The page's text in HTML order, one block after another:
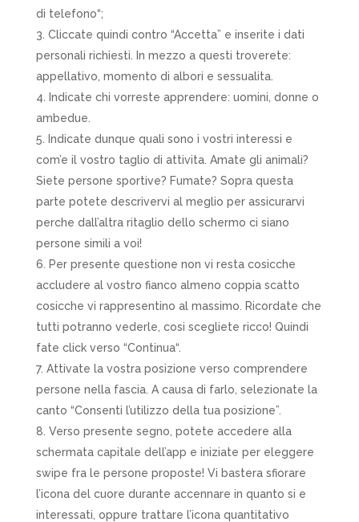
di telefono“;
Cliccate quindi contro “Accetta” e inserite i dati
personali richiesti. In mezzo a questi troverete:
appellativo, momento di albori e sessualita.
Indicate chi vorreste apprendere: uomini, donne o
ambedue.
Indicate dunque quali sono i vostri interessi e
com’e il vostro taglio di attivita. Amate gli animali?
Siete persone sportive? Fumate? Sopra questa
parte potete descrivervi al meglio per assicurarvi
perche dall’altra ritaglio dello schermo ci siano
persone simili a voi!
Per presente questione non vi resta cosicche
accludere al vostro fianco almeno coppia scatto
cosicche vi rappresentino al massimo. Ricordate che
tutti potranno vederle, cosi scegliete ricco! Quindi
fate click verso “Continua“.
Attivate la vostra posizione verso comprendere
persone nella fascia. A causa di farlo, selezionate la
canto “Consenti l’utilizzo della tua posizione”.
Verso presente segno, potete accedere alla
schermata capitale dell’app e iniziate per eleggere
swipe fra le persone proposte! Vi bastera sfiorare
l’icona del cuore durante accennare in quanto si e
interessati, oppure trattare l’icona quantitativo